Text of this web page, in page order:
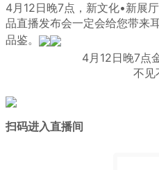
4月12日晚7点，新文化•新展
品直播发布会一定会给您带来
品鉴。
4月12日晚7点
不见
扫码进入直播间